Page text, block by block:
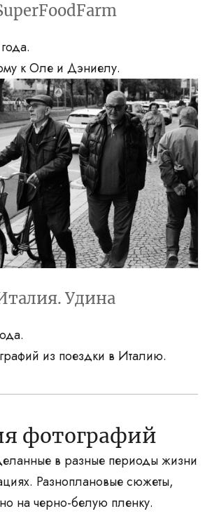
к Оле и Дэниелу.
Удина
из поездки в Италию.
фотографий
в разные периоды жизни
Разноплановые сюжеты,
на черно-белую пленку.